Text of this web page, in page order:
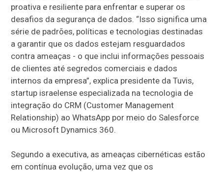
proativa e resiliente para enfrentar e superar os
desafios da segurança de dados. “Isso significa uma
série de padrões, políticas e tecnologias destinadas
a garantir que os dados estejam resguardados
contra ameaças - o que inclui informações pessoais
de clientes até segredos comerciais e dados
internos da empresa”, explica presidente da Tuvis,
startup israelense especializada na tecnologia de
integração do CRM (Customer Management
Relationship) ao WhatsApp por meio do Salesforce
ou Microsoft Dynamics 360.
Segundo a executiva, as ameaças cibernéticas estão
em contínua evolução, uma vez que os